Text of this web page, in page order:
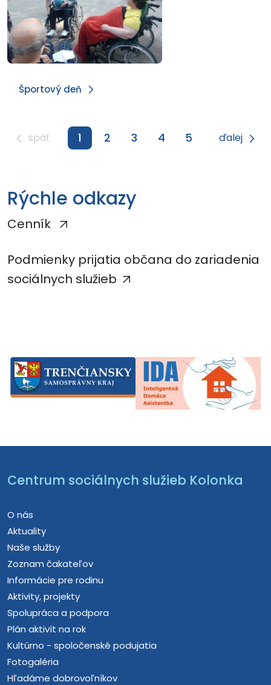
Športový deň
späť 1 2 3 4 5 ďalej
Rýchle odkazy
Cenník
Podmienky prijatia občana do zariadenia
sociálnych služieb
Centrum sociálnych služieb Kolonka
O nás
Aktuality
Naše služby
Zoznam čakateľov
Informácie pre rodinu
Aktivity, projekty
Spolupráca a podpora
Plán aktivít na rok
Kultúrno - spoločenské podujatia
Fotogaléria
Hľadáme dobrovoľníkov